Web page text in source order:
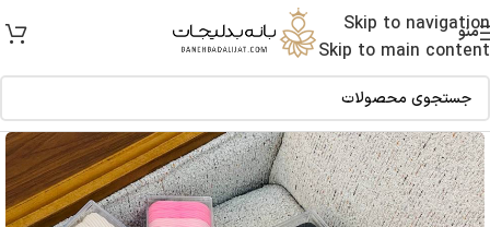
Skip to navigation
Skip to main content
منو